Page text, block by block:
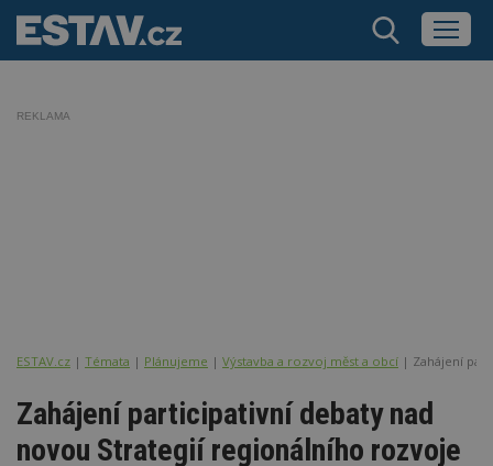
REKLAMA
ESTAV.cz Témata Plánujeme Výstavba a rozvoj měst a obcí Zahájení
Zahájení participativní debaty nad
novou Strategií regionálního rozvoje